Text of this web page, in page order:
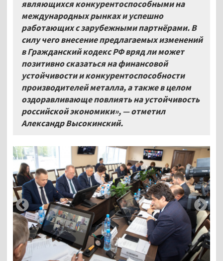
являющихся конкурентоспособными на
международных рынках и успешно
работающих с зарубежными партнёрами. В
силу чего внесение предлагаемых изменений
в Гражданский кодекс РФ вряд ли может
позитивно сказаться на финансовой
устойчивости и конкурентоспособности
производителей металла, а также в целом
оздоравливающе повлиять на устойчивость
российской экономики», —отметил
Александр Высокинский.